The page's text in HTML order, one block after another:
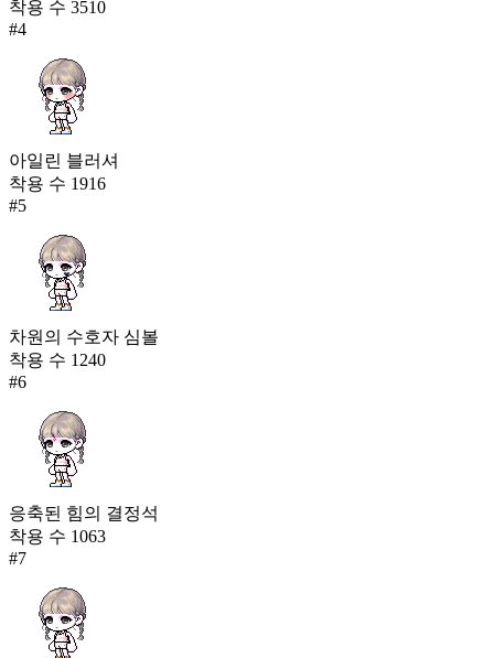
착용 수 3510
#4
아일린 블러셔
착용 수 1916
#5
차원의 수호자 심볼
착용 수 1240
#6
응축된 힘의 결정석
착용 수 1063
#7